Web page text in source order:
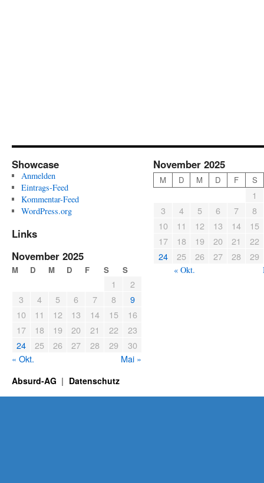
Showcase
Anmelden
Eintrags-Feed
Kommentar-Feed
WordPress.org
Links
November 2025
M D M D F S S
1
2
3
4 5 6 7 8
9
10
11 12 13 14 15
16
17
18 19 20 21 22
23
24
25 26 27 28 29
30
« Okt.
Mai »
November 2025
M D M D F S
1
3
4 5 6 7
8
10
11 12 13 14
15
17
18 19 20 21
22
24
25 26 27 28 29
« Okt.
Absurd-AG Datenschutz